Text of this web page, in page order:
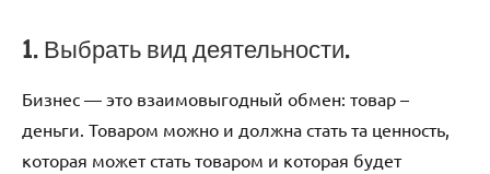
1. Выбрать вид деятельности.
Бизнес — это взаимовыгодный обмен: товар –
деньги. Товаром можно и должна стать та ценность,
которая может стать товаром и которая будет